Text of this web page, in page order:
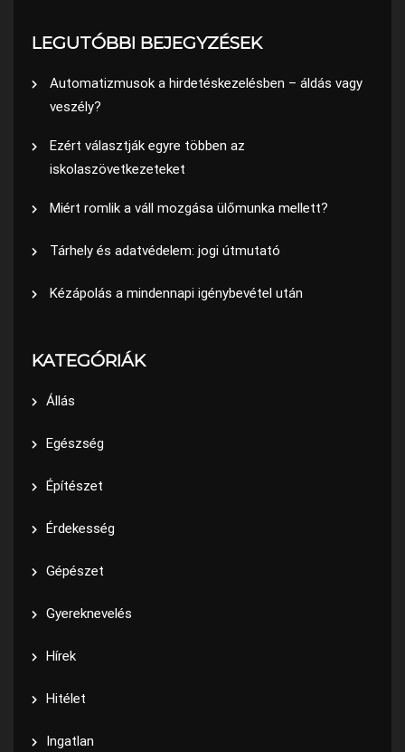
LEGUTÓBBI BEJEGYZÉSEK
Automatizmusok a hirdetéskezelésben – áldás vagy
veszély?
Ezért választják egyre többen az
iskolaszövetkezeteket
Miért romlik a váll mozgása ülőmunka mellett?
Tárhely és adatvédelem: jogi útmutató
Kézápolás a mindennapi igénybevétel után
KATEGÓRIÁK
Állás
Egészség
Építészet
Érdekesség
Gépészet
Gyereknevelés
Hírek
Hitélet
Ingatlan